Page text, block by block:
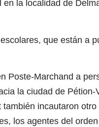
la localidad de
que están a
Poste-Marchand a
la ciudad de
incautaron
los agentes del